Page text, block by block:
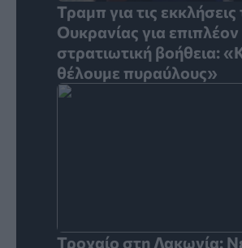
Τραμπ για τις εκκλήσεις
Ουκρανίας για επιπλέον
στρατιωτική βοήθεια:
θέλουμε πυραύλους»
Τροχαίο στη Λακωνία: